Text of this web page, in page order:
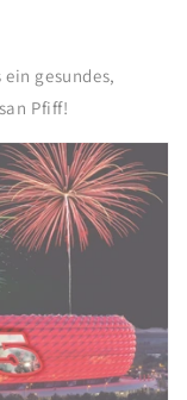
gesundes,
Pfiff!